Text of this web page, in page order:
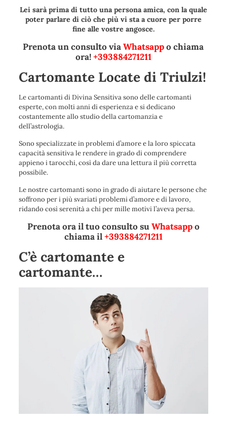
Lei sarà prima di tutto una persona amica, con la quale
poter parlare di ciò che più vi sta a cuore per porre
fine alle vostre angosce.
Prenota un consulto viaWhatsappo chiama
ora!+393884271211
Cartomante Locate di Triulzi!
Le cartomanti di Divina Sensitiva sono delle cartomanti
esperte, con molti anni di esperienza e si dedicano
costantemente allo studio della cartomanzia e
dell’astrologia.
Sono specializzate in problemi d’amore e la loro spiccata
capacità sensitiva le rendere in grado di comprendere
appieno i tarocchi, così da dare una lettura il più corretta
possibile.
Le nostre cartomanti sono in grado di aiutare le persone che
soffrono per i più svariati problemi d’amore e di lavoro,
ridando così serenità a chi per mille motivi l’aveva persa.
Prenota ora il tuo consulto su Whatsappo
chiama il+393884271211
C’è cartomante e
cartomante…